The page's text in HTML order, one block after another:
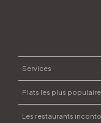
Services
Commander un repas
Envoyer des fleurs
Plats les plus
Les restaurants